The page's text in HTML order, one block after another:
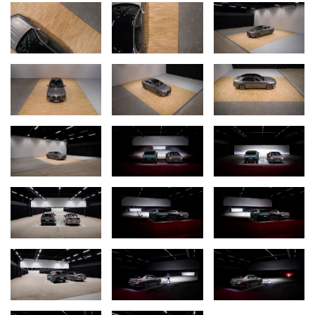
BMW Light Channel Next setzt an, wo Computer an ihre Grenzen
stoßen.
Bei der Entwicklung neuer Lichtsysteme bilden
computergestützte Simulationen eine gute Grundlage. Doch trotz
enormer Fortschritte im Bereich der Virtual und Mixed Reality
bleibt eine direkte Bewertung des Lichts am realen Fahrzeug für
die BMW Group Ingenieure und Designer unverzichtbar. Der neue
Lichtkanal bietet dafür ideale Bedingungen.
Mit 132 Metern ist der Light Channel Next das längste
Entwicklungswerkzeug der BMW Group. Die Erprobungsfläche ist
zudem rund 22 Meter breit. Damit steht den Entwicklern und
Verfügung. Zur Einrichtung gehört auch eine Werkstatt, in der die
Prototypen für die Lichttests vorbereitet werden. Die
Inbetriebnahme des neuen Lichtkanals erfolgte nach rund drei
Jahren Bauzeit. Der Standort in Unterschleißheim befindet sich in
unmittelbarer Nähe zum Forschungs- und Innovationszentrum
(FIZ) der BMW Group im Norden Münchens.
Vier Bodenbeläge für umfangreiche Lichttests unter allen
Bedingungen.